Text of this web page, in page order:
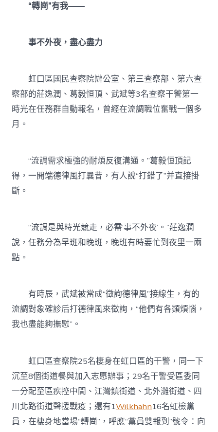
“轉崗”有我——
事不外夜，盡心盡力
虹口區國民查察院辦公室、第三查察部、第六查
察部的莊逸潤、葛毅恒頂、武斌等3名查察干警第一
時光在任務群自動報名，曾經在流調職位奮戰一個多
月。
“流調需求極強的耐煩反復溝通。”葛毅恒頂記
得，一開端德律風打曩昔，有人說“打錯了”并直接掛
斷。
“流調是與時光競走，必需‘事不外夜’。”莊逸潤
說，任務分為早班和晚班，晚班有時要忙到夜里一兩
點。
有時辰，武斌被當成“徵詢德律風”接線生，有的
流調對象確診后打德律風來徵詢，“他們有各類煩惱，
我也盡能夠撫慰”。
虹口區查察院25名棲身在虹口區的干警，同一下
沉至8個街道餐與加入志愿辦事；29名干警受區委同
一分配至區疾控中間、江灣鎮街道、北外灘街道、四
川北路街道聲援戰疫；還有1Wilkhahn16名虹檢黨
員，在棲身地當場“轉崗”，呼應“黨員雙報到”號令：向